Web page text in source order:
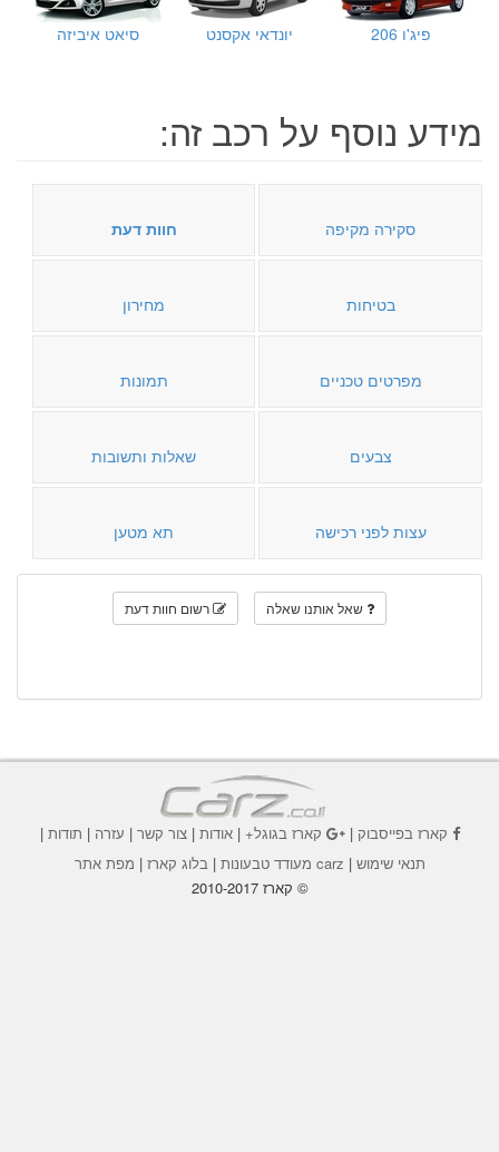
פיג'ו 206 יונדאי אקסנט סיאט איביזה
מידע נוסף על רכב זה:
סקירה מקיפה חוות דעת
בטיחות מחירון
מפרטים טכניים תמונות
צבעים שאלות ותשובות
עצות לפני רכישה תא מטען
שאל אותנו שאלה רשום חוות דעת
קארז בפייסבוק| קארז בגוגל+|אודות |צור קשר | עזרה | תודות |
תנאי שימוש | carz מעודד טבעונות | בלוג קארז | מפת אתר
© קארז 2010-2017